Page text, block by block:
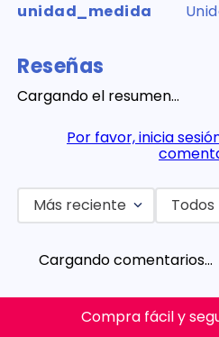
unidad_medida
Reseñas
Cargando el resumen…
Por favor, inicia
Más reciente Todos
Cargando comentarios…
Compra fácil y